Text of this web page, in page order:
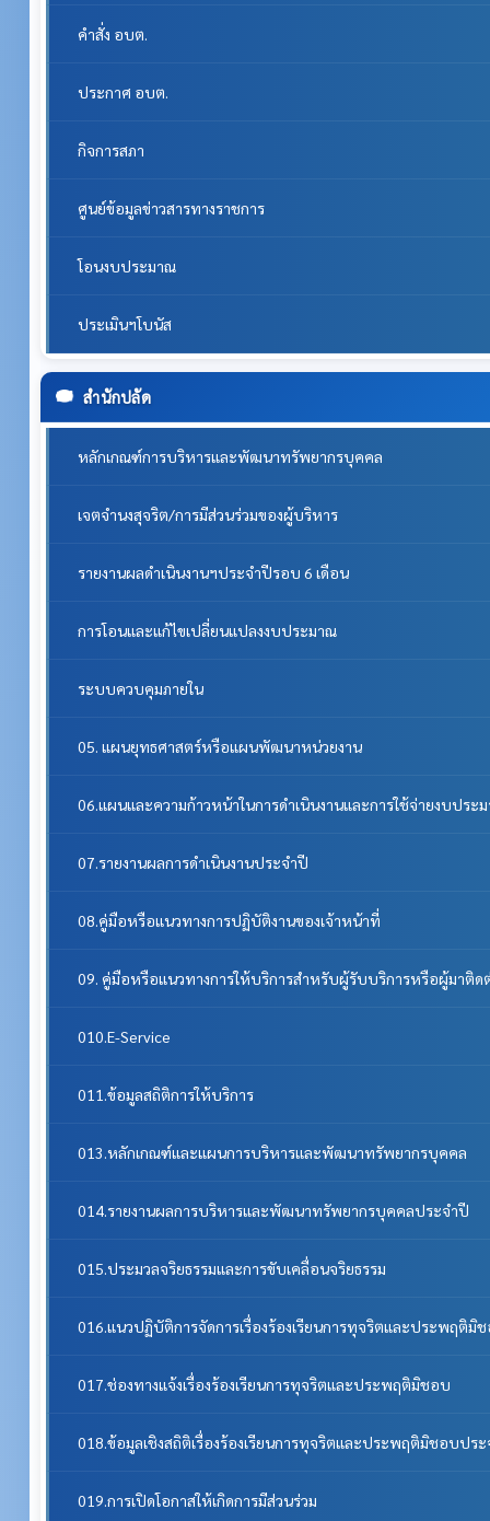
คำสั่ง อบต.
ประกาศ อบต.
กิจการสภา
ศูนย์ข้อมูลข่าวสารทางราชการ
โอนงบประมาณ
ประเมินฯโบนัส
สำนักปลัด
หลักเกณฑ์การบริหารและพัฒนาทรัพยากรบุคคล
เจตจำนงสุจริต/การมีส่วนร่วมของผู้บริหาร
รายงานผลดำเนินงานฯประจำปีรอบ 6 เดือน
การโอนและแก้ไขเปลี่ยนแปลงงบประมาณ
ระบบควบคุมภายใน
05. แผนยุทธศาสตร์หรือแผนพัฒนาหน่วยงาน
06.แผนและความก้าวหน้าในการดำเนินงานและการใช้จ่ายงบปร
07.รายงานผลการดำเนินงานประจำปี
08.คู่มือหรือแนวทางการปฏิบัติงานของเจ้าหน้าที่
09. คู่มือหรือแนวทางการให้บริการสำหรับผู้รับบริการหรือผู้มาติด
010.E-Service
011.ข้อมูลสถิติการให้บริการ
013.หลักเกณฑ์และแผนการบริหารและพัฒนาทรัพยากรบุคคล
014.รายงานผลการบริหารและพัฒนาทรัพยากรบุคคลประจําปี
015.ประมวลจริยธรรมและการขับเคลื่อนจริยธรรม
016.แนวปฏิบัติการจัดการเรื่องร้องเรียนการทุจริตและประพฤติมิ
017.ช่องทางแจ้งเรื่องร้องเรียนการทุจริตและประพฤติมิชอบ
018.ข้อมูลเชิงสถิติเรื่องร้องเรียนการทุจริตและประพฤติมิชอบปร
019.การเปิดโอกาสให้เกิดการมีส่วนร่วม